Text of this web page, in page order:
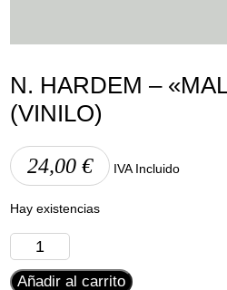
N. HARDEM –
(VINILO)
24,00€ IVA Incluido
Hay existencias
Hardem
- Añadir al carrito